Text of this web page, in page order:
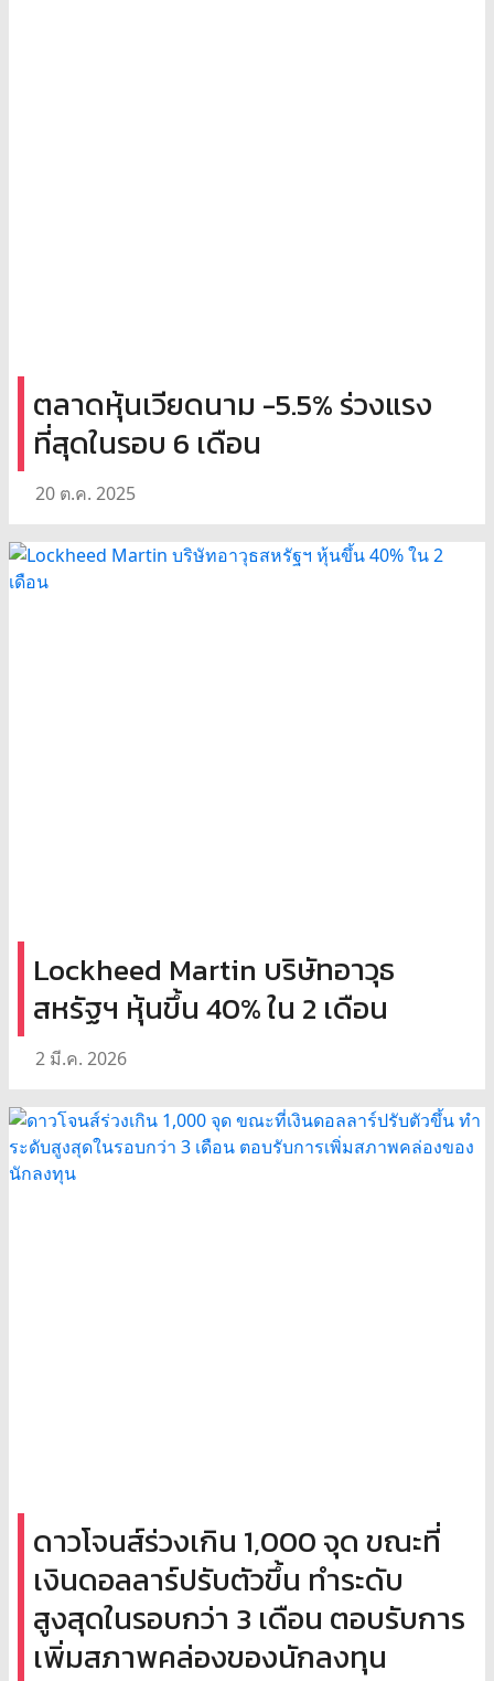
ตลาดหุ้นเวียดนาม -5.5% ร่วงแรง
ที่สุดในรอบ 6 เดือน
20 ต.ค. 2025
Lockheed Martin บริษัทอาวุธ
สหรัฐฯ หุ้นขึ้น 40% ใน 2 เดือน
2 มี.ค. 2026
ดาวโจนส์ร่วงเกิน 1,000 จุด ขณะที่
เงินดอลลาร์ปรับตัวขึ้น ทำระดับ
สูงสุดในรอบกว่า 3 เดือน ตอบรับการ
เพิ่มสภาพคล่องของนักลงทุน